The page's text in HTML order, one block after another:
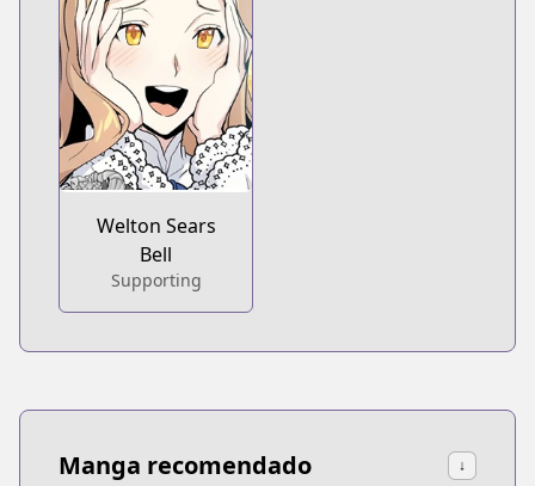
Welton Sears
Bell
Supporting
Manga recomendado ↓